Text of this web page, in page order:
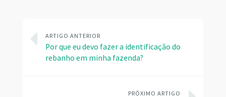
ARTIGO ANTERIOR
Por que eu devo fazer a identificação do
rebanho em minha fazenda?
PRÓXIMO ARTIGO